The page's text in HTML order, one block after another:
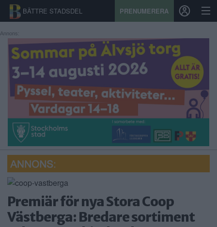
BÄTTRE STADSDEL PRENUMERERA
START
STADSDEL
PRENUMERATION
SPORT
ÅSIKTER
KALENDER
KONTAKT
SAMARBETEN
Annons:
Premiär för nya Stora Coop
Västberga: Bredare sortiment